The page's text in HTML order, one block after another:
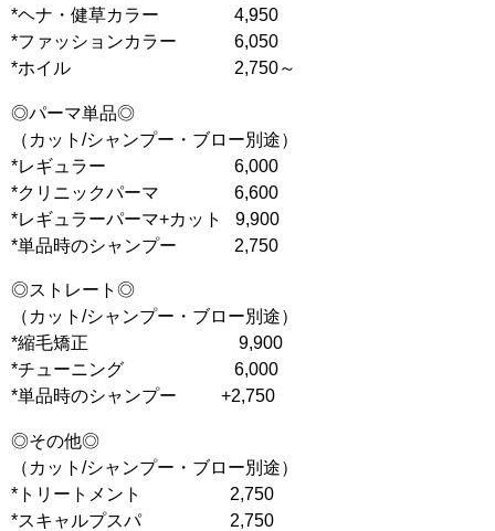
*ヘナ・健草カラー 4,950
*ファッションカラー 6,050
*ホイル 2,750～
◎パーマ単品◎
（カット/シャンプー・ブロー別途）
*レギュラー 6,000
*クリニックパーマ 6,600
*レギュラーパーマ+カット 9,900
*単品時のシャンプー 2,750
◎ストレート◎
（カット/シャンプー・ブロー別途）
*縮毛矯正 9,900
*チューニング 6,000
*単品時のシャンプー +2,750
◎その他◎
（カット/シャンプー・ブロー別途）
*トリートメント 2,750
*スキャルプスパ 2,750